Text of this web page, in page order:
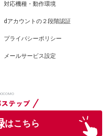
はこちら
対応機種・動作環境
dアカウントの２段階認証
プライバシーポリシー
メールサービス設定